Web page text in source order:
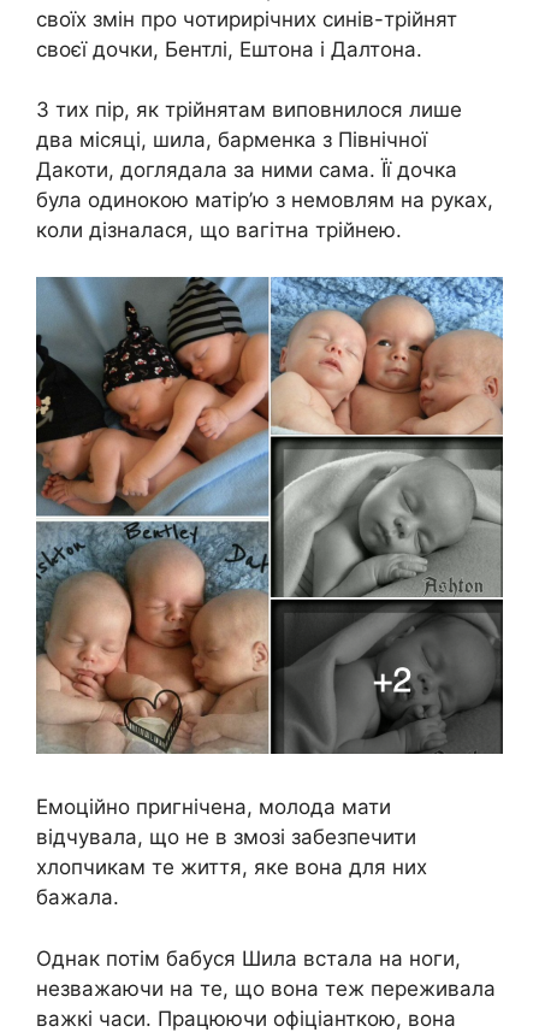
своїх змін про чотирирічних синів-трійнят
своєї дочки, Бентлі, Ештона і Далтона.
З тих пір, як трійнятам виповнилося лише
два місяці, шила, барменка з Північної
Дакоти, доглядала за ними сама. Її дочка
була одинокою матір’ю з немовлям на руках,
коли дізналася, що вагітна трійнею.
Емоційно пригнічена, молода мати
відчувала, що не в змозі забезпечити
хлопчикам те життя, яке вона для них
бажала.
Однак потім бабуся Шила встала на ноги,
незважаючи на те, що вона теж переживала
важкі часи. Працюючи офіціанткою, вона